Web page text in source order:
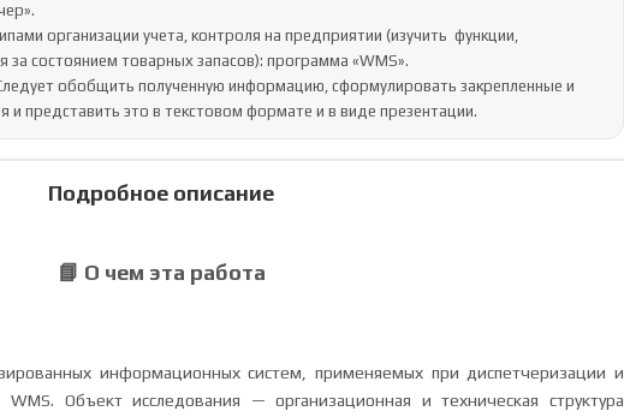
за состоянием товарных запасов): программа «WMS».
и представить это в текстовом формате и в виде презентации.
Подробное описание
📘 О чем эта работа
информационных систем, применяемых при диспетчеризации и
Объект исследования — организационная и техническая структура